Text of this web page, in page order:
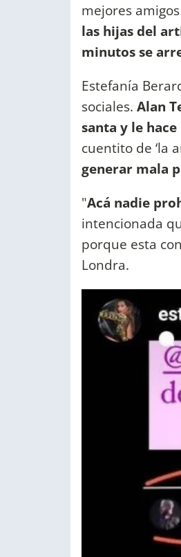
mejores
las hijas del
minutos se
Estefanía
sociales. Alan
santa y le
cuentito de ‘la
generar mala
"Acá nadie
intencionada
porque esta
Londra.